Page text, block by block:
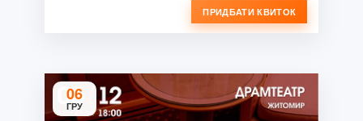
ПРИДБАТИ КВИТОК
06
ГРУ